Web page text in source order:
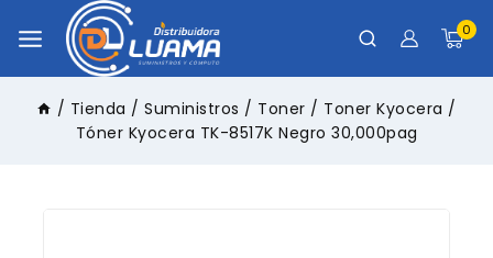
0
/ Tienda / Suministros / Toner / Toner Kyocera /
Tóner Kyocera TK-8517K Negro 30,000pag